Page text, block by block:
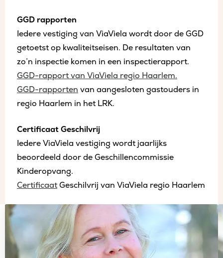
GGD rapporten
Iedere vestiging van ViaViela wordt door de GGD
getoetst op kwaliteitseisen. De resultaten van
zo’n inspectie komen in een inspectierapport.
GGD-rapport van ViaViela regio Haarlem.
GGD-rapporten van aangesloten gastouders in
regio Haarlem in het LRK.
Certificaat Geschilvrij
Iedere ViaViela vestiging wordt jaarlijks
beoordeeld door de Geschillencommissie
Kinderopvang.
Certificaat Geschilvrij van ViaViela regio Haarlem